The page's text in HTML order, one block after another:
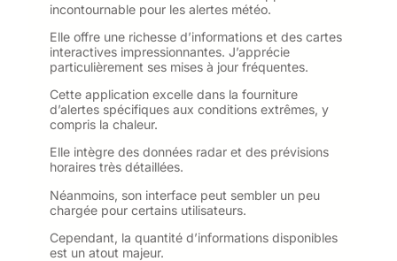
incontournable pour les alertes météo.
Elle offre une richesse d’informations et des cartes
interactives impressionnantes. J’apprécie
particulièrement ses mises à jour fréquentes.
Cette application excelle dans la fourniture
d’alertes spécifiques aux conditions extrêmes, y
compris la chaleur.
Elle intègre des données radar et des prévisions
horaires très détaillées.
Néanmoins, son interface peut sembler un peu
chargée pour certains utilisateurs.
Cependant, la quantité d’informations disponibles
est un atout majeur.